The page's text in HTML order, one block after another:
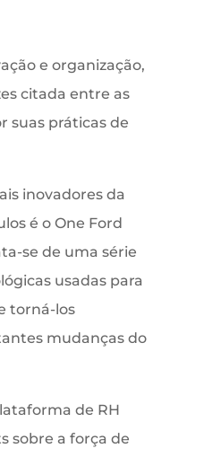
e organização,
citada entre as
suas práticas de
inovadores da
é o One Ford
se de uma série
usadas para
torná-los
mudanças do
de RH
sobre a força de